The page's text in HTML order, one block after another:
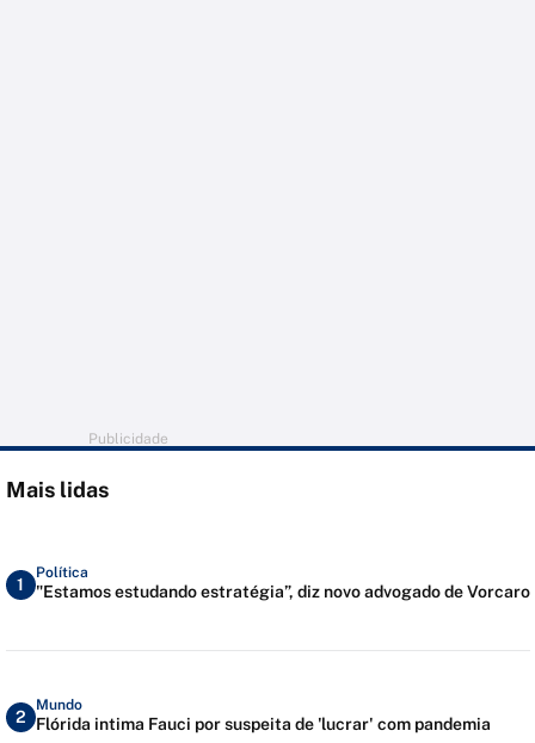
Publicidade
Mais lidas
1
Política
"Estamos estudando estratégia”, diz novo advogado de Vorcaro
2
Mundo
Flórida intima Fauci por suspeita de 'lucrar' com pandemia